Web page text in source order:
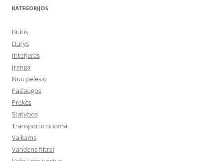
KATEGORIJOS
Buitis
Durys
Interjeras
Įranga
Nuo pelėsio
Paslaugos
Prekės
Statybos
Transporto nuoma
Vaikams
Vandens filtrai